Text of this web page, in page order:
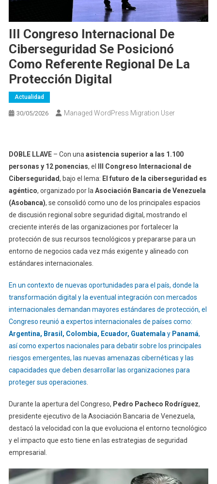
III Congreso Internacional De
Ciberseguridad Se Posicionó
Como Referente Regional De La
Protección Digital
Actualidad
30/05/2026 Managed WordPress Migration User
DOBLE LLAVE– Con una asistencia superior a las 1.100
personas y 12 ponencias, el
III Congreso Internacional de
Ciberseguridad, bajo el lema: El futuro de la ciberseguridad es
agéntico, organizado por la Asociación Bancaria de Venezuela
(Asobanca), se consolidó como uno de los principales espacios
de discusión regional sobre seguridad digital, mostrando el
creciente interés de las organizaciones por fortalecer la
protección de sus recursos tecnológicos y prepararse para un
entorno de negocios cada vez más exigente y alineado con
estándares internacionales.
En un contexto de nuevas oportunidades para el país, donde la
transformación digital y la eventual integración con mercados
internacionales demandan mayores estándares de protección, el
Congreso reunió a expertos internacionales de países como:
Argentina, Brasil, Colombia, Ecuador, Guatemala y Panamá,
así como expertos nacionales para debatir sobre los principales
riesgos emergentes, las nuevas amenazas cibernéticas y las
capacidades que deben desarrollar las organizaciones para
proteger sus operaciones
Durante la apertura del Congreso, Pedro Pacheco Rodríguez,
presidente ejecutivo de la Asociación Bancaria de Venezuela,
destacó la velocidad con la que evoluciona el entorno tecnológico
y el impacto que esto tiene en las estrategias de seguridad
empresarial.